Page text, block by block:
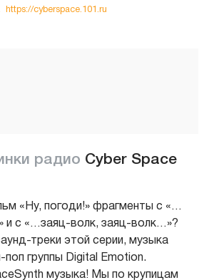
https://cyberspace.101.ru
радио Cyber Space
«Ну, погоди!» фрагменты с «…
и с «…заяц-волк, заяц-волк…»?
треки этой серии, музыка
поп группы Digital Emotion.
музыка! Мы по крупицам